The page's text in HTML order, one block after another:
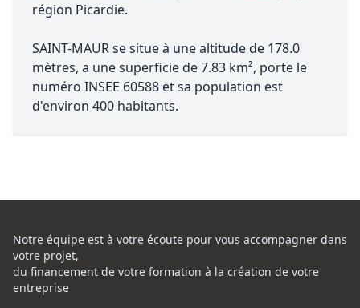
région Picardie.
SAINT-MAUR se situe à une altitude de 178.0
mètres, a une superficie de 7.83 km², porte le
numéro INSEE 60588 et sa population est
d'environ 400 habitants.
Notre équipe est à votre écoute pour vous accompagner dans
votre projet,
du financement de votre formation à la création de votre
entreprise